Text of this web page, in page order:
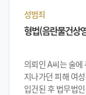
성범죄
형법(음란물건상
의뢰인 A씨는 술
지나가던 피해 여
입건된 후 법무법